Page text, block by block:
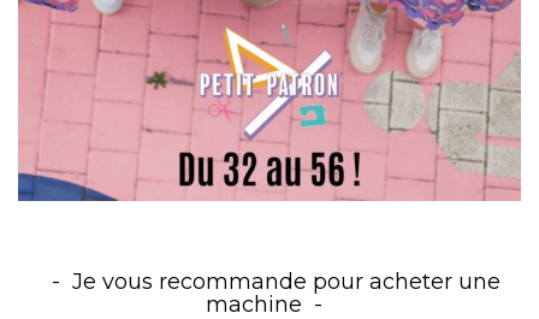
Je vous recommande pour acheter une
machine